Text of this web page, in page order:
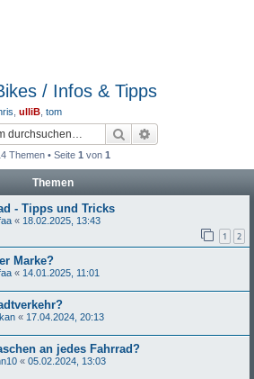
/ Infos & Tipps
ulliB tom
Suche
Themen • Seite 1 von 1
Themen
- Tipps und Tricks
« 18.02.2025, 13:43
1 2
Marke?
« 14.01.2025, 11:01
« 17.04.2024, 20:13
an jedes Fahrrad?
« 05.02.2024, 13:03